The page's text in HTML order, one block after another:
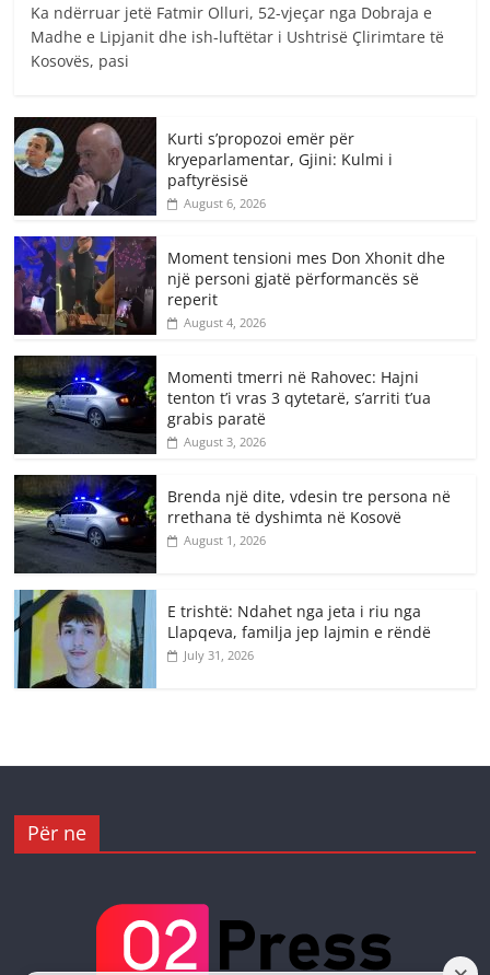
Ka ndërruar jetë Fatmir Olluri, 52-vjeçar nga Dobraja e
Madhe e Lipjanit dhe ish-luftëtar i Ushtrisë Çlirimtare të
Kosovës, pasi
Kurti s’propozoi emër për
kryeparlamentar, Gjini: Kulmi i
paftyrësisë
August 6, 2026
Moment tensioni mes Don Xhonit dhe
një personi gjatë përformancës së
reperit
August 4, 2026
Momenti tmerri në Rahovec: Hajni
tenton t’i vras 3 qytetarë, s’arriti t’ua
grabis paratë
August 3, 2026
Brenda një dite, vdesin tre persona në
rrethana të dyshimta në Kosovë
August 1, 2026
E trishtë: Ndahet nga jeta i riu nga
Llapqeva, familja jep lajmin e rëndë
July 31, 2026
Për ne